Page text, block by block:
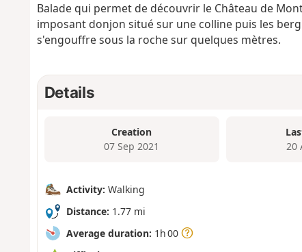
Balade qui permet de découvrir le Château de
imposant donjon situé sur une colline puis les
s'engouffre sous la roche sur quelques mètres.
Details
Creation
07 Sep 2021
20
Activity: Walking
Distance: 1.77 mi
Average duration: 1h 00